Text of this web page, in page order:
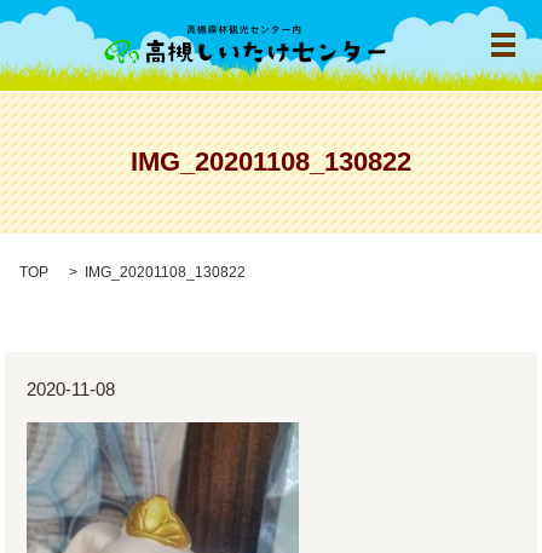
メ
IMG_20201108_130822
TOP IMG_20201108_130822
2020-11-08